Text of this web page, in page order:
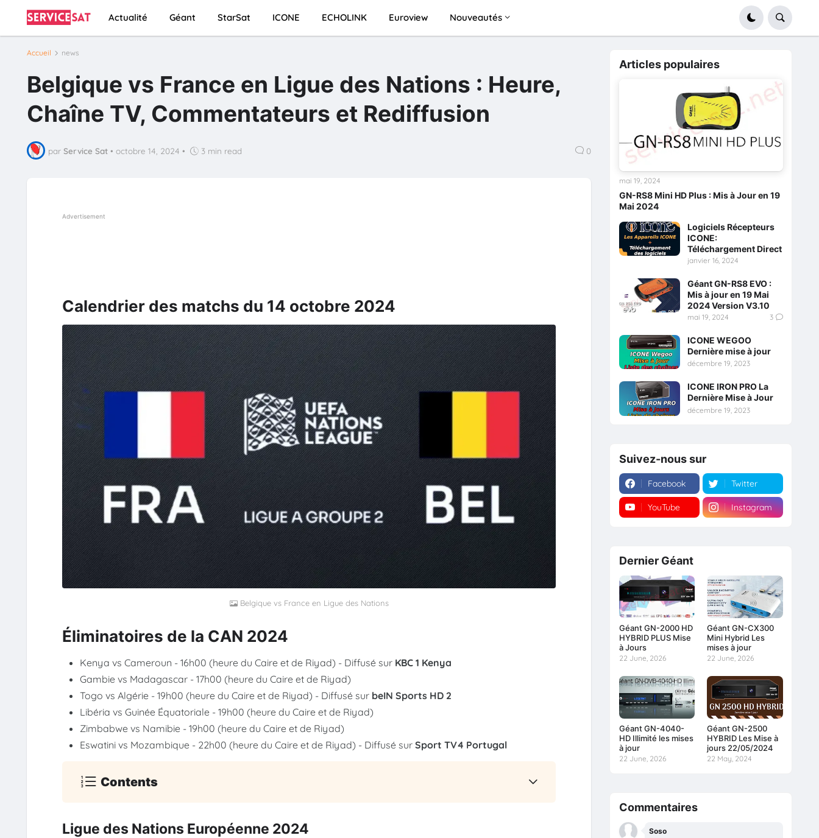
Actualité Géant StarSat ICONE ECHOLINK Euroview Nouveautés
Accueil news
Belgique vs France en Ligue des Nations : Heure,
Chaîne TV, Commentateurs et Rediffusion
par Service Sat • octobre 14, 2024 • 3 min read 0
Advertisement
Calendrier des matchs du 14 octobre 2024
Belgique vs France en Ligue des Nations
Éliminatoires de la CAN 2024
Kenya vs Cameroun - 16h00 (heure du Caire et de Riyad) - Diffusé sur KBC 1 Kenya
Gambie vs Madagascar - 17h00 (heure du Caire et de Riyad)
Togo vs Algérie - 19h00 (heure du Caire et de Riyad) - Diffusé sur beIN Sports HD 2
Libéria vs Guinée Équatoriale - 19h00 (heure du Caire et de Riyad)
Zimbabwe vs Namibie - 19h00 (heure du Caire et de Riyad)
Eswatini vs Mozambique - 22h00 (heure du Caire et de Riyad) - Diffusé surSport TV4 Portugal
Contents
Ligue des Nations Européenne 2024
Articles populaires
GN-RS8 Mini HD Plus : Mis à Jour en 19
Mai 2024
mai 19, 2024
Logiciels Récepteurs
ICONE:
Téléchargement Direct
janvier 16, 2024
Géant GN-RS8 EVO :
Mis à jour en 19 Mai
2024 Version V3.10
mai 19, 2024 3
ICONE WEGOO
Dernière mise à jour
décembre 19, 2023
ICONE IRON PRO La
Dernière Mise à Jour
décembre 19, 2023
Suivez-nous sur
Facebook Twitter
YouTube Instagram
Dernier Géant
Géant GN-2000 HD
HYBRID PLUS Mise
à Jours
22 June, 2026
Géant GN-CX300
Mini Hybrid Les
mises à jour
22 June, 2026
Géant GN-4040-
HD Illimité les mises
à jour
22 June, 2026
Géant GN-2500
HYBRID Les Mise à
jours 22/05/2024
22 May, 2024
Commentaires
Soso